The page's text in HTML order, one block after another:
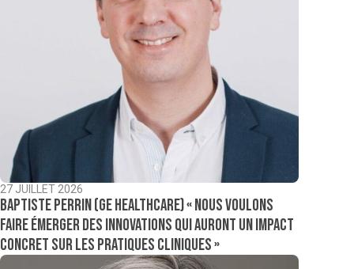
27 JUILLET 2026
Baptiste Perrin (GE Healthcare) « Nous voulons
faire émerger des innovations qui auront un impact
concret sur les pratiques cliniques »